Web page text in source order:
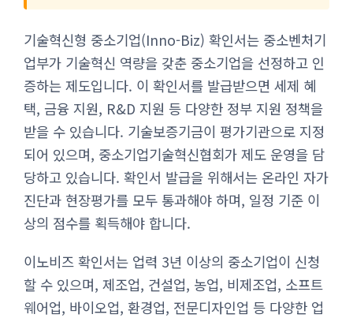
기술혁신형 중소기업(Inno-Biz) 확인서는 중소벤처기
업부가 기술혁신 역량을 갖춘 중소기업을 선정하고 인
증하는 제도입니다. 이 확인서를 발급받으면 세제 혜
택, 금융 지원, R&D 지원 등 다양한 정부 지원 정책을
받을 수 있습니다. 기술보증기금이 평가기관으로 지정
되어 있으며, 중소기업기술혁신협회가 제도 운영을 담
당하고 있습니다. 확인서 발급을 위해서는 온라인 자가
진단과 현장평가를 모두 통과해야 하며, 일정 기준 이
상의 점수를 획득해야 합니다.
이노비즈 확인서는 업력 3년 이상의 중소기업이 신청
할 수 있으며, 제조업, 건설업, 농업, 비제조업, 소프트
웨어업, 바이오업, 환경업, 전문디자인업 등 다양한 업